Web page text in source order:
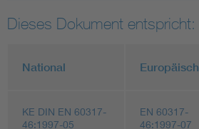
Dieses Dokument entspricht:
National Europäisch
KE DIN EN 60317-
46:1997-05
EN 60317-
46:1997-07